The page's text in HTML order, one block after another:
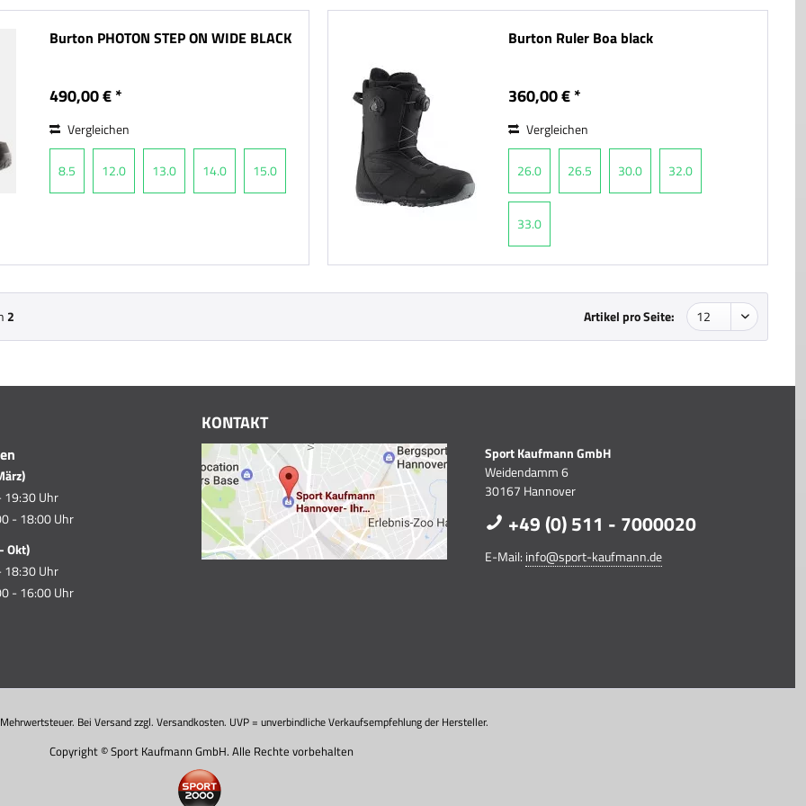
Burton PHOTON STEP ON WIDE BLACK
490,00 € *
Vergleichen
8.5 12.0 13.0 14.0 15.0
Burton Ruler Boa black
360,00 € *
Vergleichen
26.0 26.5 30.0 32.0
33.0
2 Artikel pro Seite:
19:30 Uhr
- 18:00 Uhr
Okt)
18:30 Uhr
- 16:00 Uhr
KONTAKT
Sport Kaufmann GmbH
Weidendamm 6
30167 Hannover
+49 (0) 511 - 7000020
E-Mail: info@sport-kaufmann.de
Bei Versand zzgl. Versandkosten. UVP = unverbindliche Verkaufsempfehlung der Hersteller.
Copyright © Sport Kaufmann GmbH. Alle Rechte vorbehalten